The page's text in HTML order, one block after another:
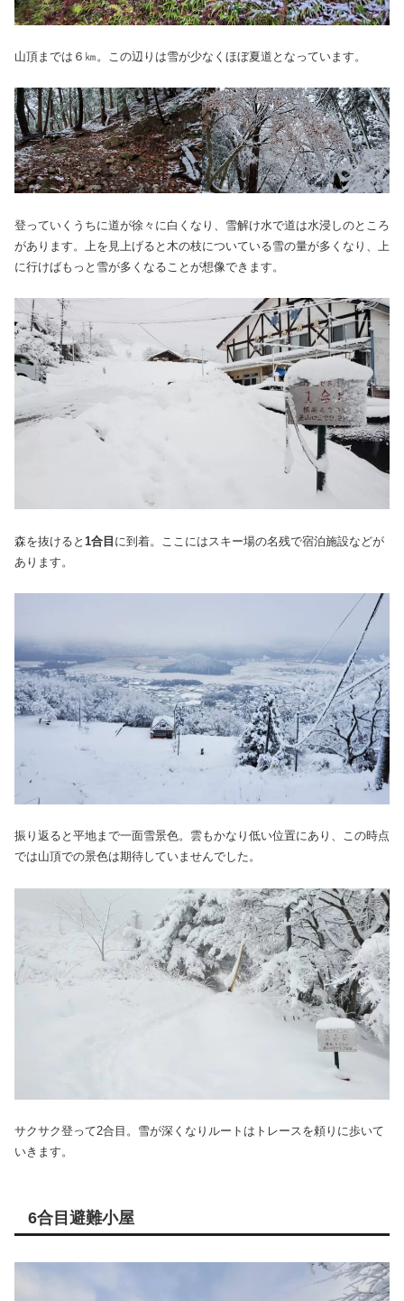
山頂までは６㎞。この辺りは雪が少なくほぼ夏道となっています。
登っていくうちに道が徐々に白くなり、雪解け水で道は水浸しのところ
があります。上を見上げると木の枝についている雪の量が多くなり、上
に行けばもっと雪が多くなることが想像できます。
森を抜けると 1合目 に到着。ここにはスキー場の名残で宿泊施設などが
あります。
振り返ると平地まで一面雪景色。雲もかなり低い位置にあり、この時点
では山頂での景色は期待していませんでした。
サクサク登って2合目。雪が深くなりルートはトレースを頼りに歩いて
いきます。
6合目避難小屋